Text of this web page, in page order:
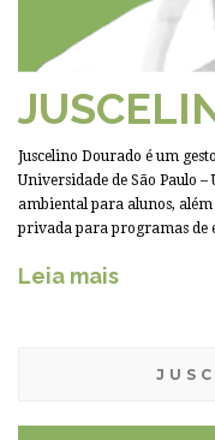
Juscelino Dourado é um
Universidade de São Paulo –
ambiental para alunos,
privada para programas de
Leia mais